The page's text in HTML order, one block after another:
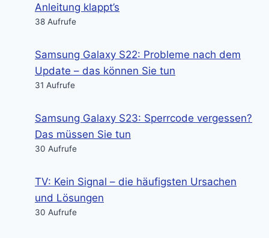
Anleitung klappt’s
38 Aufrufe
Samsung Galaxy S22: Probleme nach dem
Update – das können Sie tun
31 Aufrufe
Samsung Galaxy S23: Sperrcode vergessen?
Das müssen Sie tun
30 Aufrufe
TV: Kein Signal – die häufigsten Ursachen
und Lösungen
30 Aufrufe